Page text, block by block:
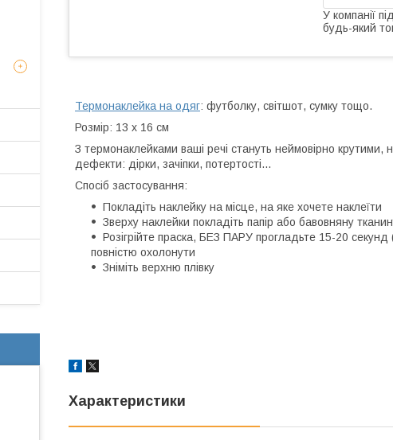
У компанії
будь-який
Термонаклейка на одяг: футболку, світшот, сумку тощо.
Розмір: 13 х 16 см
З термонаклейками ваші речі стануть неймовірно крутими,
дефекти: дірки, зачіпки, потертості...
Спосіб застосування:
Покладіть наклейку на місце, на яке хочете наклеїти
Зверху наклейки покладіть папір або бавовняну
Розігрійте праска, БЕЗ ПАРУ прогладьте 15-20
повністю охолонути
Зніміть верхню плівку
Характеристики